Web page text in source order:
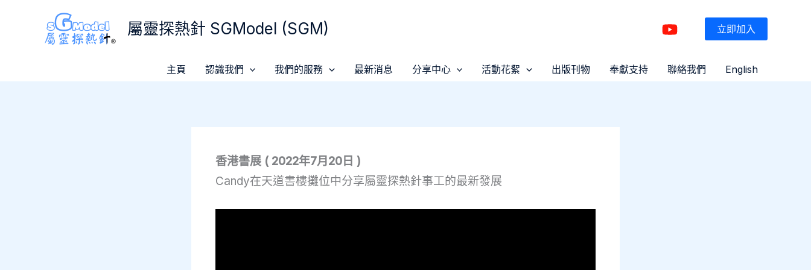
屬靈探熱針 SGModel (SGM) 立即加入
主頁 認識我們 我們的服務 最新消息 分享中心 活動花絮 出版刊物 奉獻支持 聯絡我們 English
香港書展 ( 2022年7月20日 )
Candy在天道書樓攤位中分享屬靈探熱針事工的最新發展